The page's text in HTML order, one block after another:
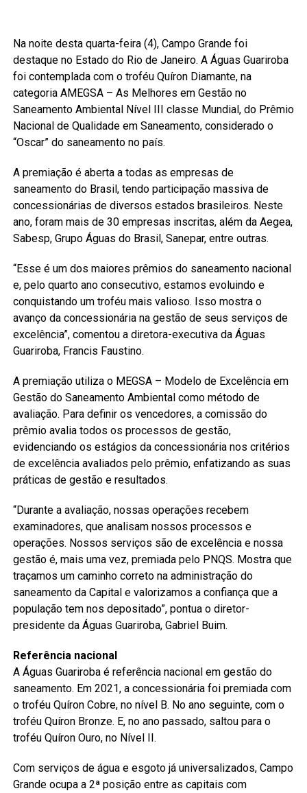
Na noite desta quarta-feira (4), Campo Grande foi
destaque no Estado do Rio de Janeiro. A Águas Guariroba
foi contemplada com o troféu Quíron Diamante, na
categoria AMEGSA – As Melhores em Gestão no
Saneamento Ambiental Nível III classe Mundial, do Prêmio
Nacional de Qualidade em Saneamento, considerado o
“Oscar” do saneamento no país.
A premiação é aberta a todas as empresas de
saneamento do Brasil, tendo participação massiva de
concessionárias de diversos estados brasileiros. Neste
ano, foram mais de 30 empresas inscritas, além da Aegea,
Sabesp, Grupo Águas do Brasil, Sanepar, entre outras.
“Esse é um dos maiores prêmios do saneamento nacional
e, pelo quarto ano consecutivo, estamos evoluindo e
conquistando um troféu mais valioso. Isso mostra o
avanço da concessionária na gestão de seus serviços de
excelência”, comentou a diretora-executiva da Águas
Guariroba, Francis Faustino.
A premiação utiliza o MEGSA – Modelo de Excelência em
Gestão do Saneamento Ambiental como método de
avaliação. Para definir os vencedores, a comissão do
prêmio avalia todos os processos de gestão,
evidenciando os estágios da concessionária nos critérios
de excelência avaliados pelo prêmio, enfatizando as suas
práticas de gestão e resultados.
“Durante a avaliação, nossas operações recebem
examinadores, que analisam nossos processos e
operações. Nossos serviços são de excelência e nossa
gestão é, mais uma vez, premiada pelo PNQS. Mostra que
traçamos um caminho correto na administração do
saneamento da Capital e valorizamos a confiança que a
população tem nos depositado”, pontua o diretor-
presidente da Águas Guariroba, Gabriel Buim.
Referência nacional
A Águas Guariroba é referência nacional em gestão do
saneamento. Em 2021, a concessionária foi premiada com
o troféu Quíron Cobre, no nível B. No ano seguinte, com o
troféu Quíron Bronze. E, no ano passado, saltou para o
troféu Quíron Ouro, no Nível II.
Com serviços de água e esgoto já universalizados, Campo
Grande ocupa a 2ª posição entre as capitais com